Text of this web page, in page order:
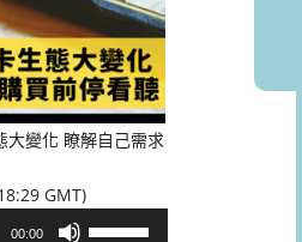
或
降
低
音
量。
大變化 瞭解自己需求
GMT)
00:00